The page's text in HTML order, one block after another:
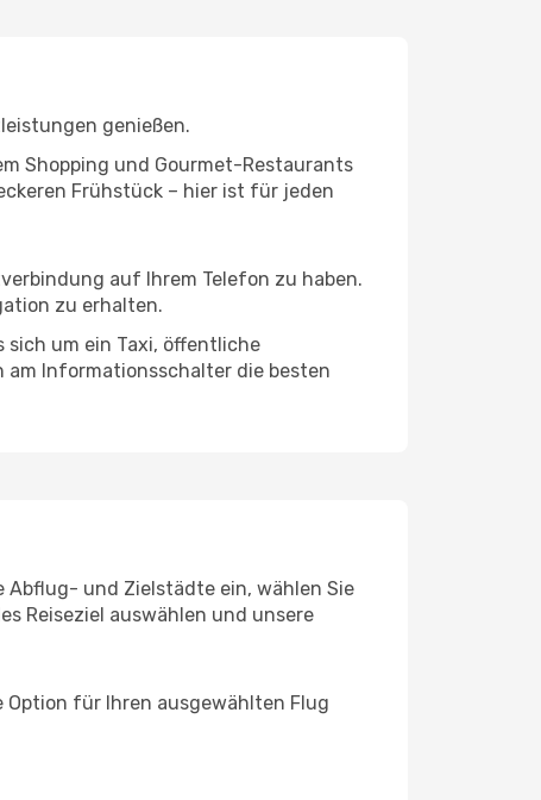
genießen.
Shopping und Gourmet-Restaurants
Frühstück – hier ist für jeden
auf Ihrem Telefon zu haben.
zu erhalten.
sich um ein Taxi, öffentliche
am Informationsschalter die besten
Abflug- und Zielstädte ein, wählen Sie
Reiseziel auswählen und unsere
für Ihren ausgewählten Flug